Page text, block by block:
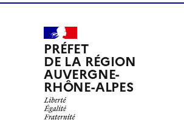
PRÉFET
DE LA RÉGION
AUVERGNE-
RHÔNE-ALPES